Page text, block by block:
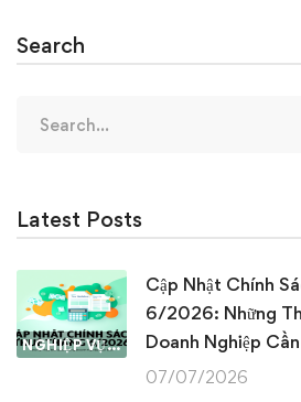
Search
for:
Latest Posts
NGHIỆP VỤ KẾ TOÁN & THUẾ
Cập Nhật Chính
6/2026: Những
Doanh Nghiệp
07/07/2026